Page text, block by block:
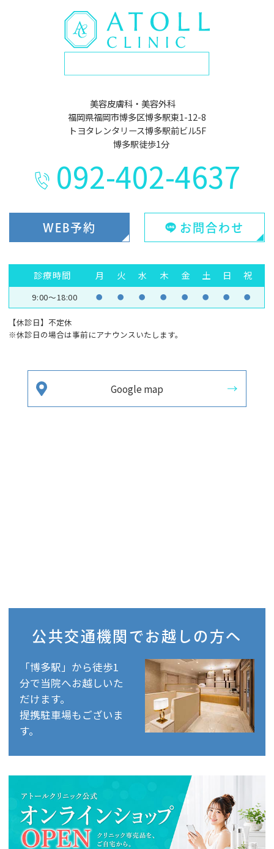
美容皮膚科・美容外科
福岡県福岡市博多区博多駅東1-12-8
トヨタレンタリース博多駅前ビル5F
博多駅徒歩1分
092-402-4637
WEB予約 お問合わせ
診療時間 月 火 水 木 金 土 日 祝
9:00～18:00 ● ● ● ● ● ● ● ●
【休診日】不定休
※休診日の場合は事前にアナウンスいたします。
Google map
公共交通機関で お越しの方へ
「博多駅」から徒歩1
分で当院へお越しいた
だけます。
提携駐車場もございま
す。